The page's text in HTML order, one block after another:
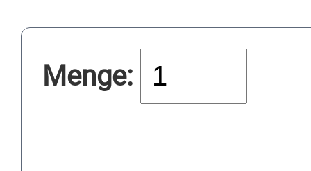
Menge: